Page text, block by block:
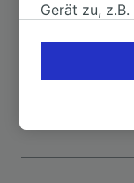
Nach Leipzig
Gerät zu,
verarbeiten.
akzeptieren
Ihres